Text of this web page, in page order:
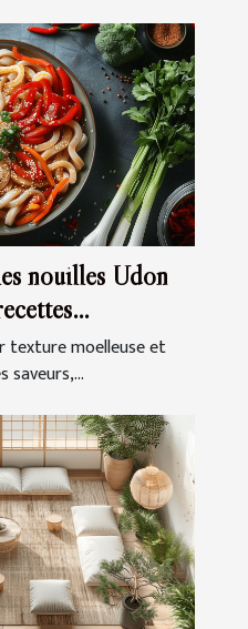
nouilles Udon
texture moelleuse et
saveurs,...